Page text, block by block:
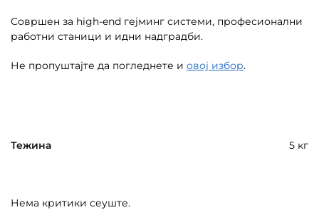
Совршен за high-end гејминг системи, професионални
работни станици и идни надградби.
Не пропуштајте да погледнете и овој избор.
Тежина 5 кг
Нема критики сеуште.